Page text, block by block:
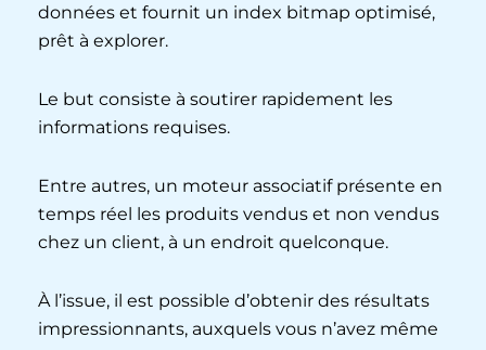
données et fournit un index bitmap optimisé,
prêt à explorer.
Le but consiste à soutirer rapidement les
informations requises.
Entre autres, un moteur associatif présente en
temps réel les produits vendus et non vendus
chez un client, à un endroit quelconque.
À l’issue, il est possible d’obtenir des résultats
impressionnants, auxquels vous n’avez même